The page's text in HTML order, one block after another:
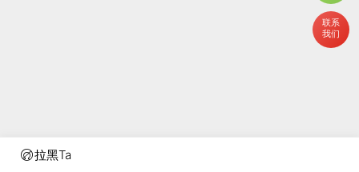
拉黑Ta
联系
我们
23-6-2026 14:55
3-6-2026 12:39